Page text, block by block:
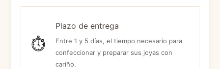
Plazo de entrega
Entre 1 y 5 días, el tiempo necesario para
confeccionar y preparar sus joyas con
cariño.